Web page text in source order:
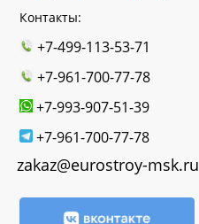
Контакты:
+7-499-113-53-71
+7-961-700-77-78
+7-993-907-51-39
+7-961-700-77-78
zakaz@eurostroy-msk.ru